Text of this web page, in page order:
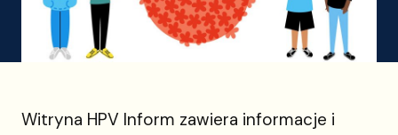
Witryna HPV Inform zawiera informacje i